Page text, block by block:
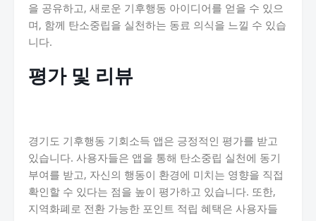
을 공유하고, 새로운 기후행동 아이디어를 얻을 수 있으
며, 함께 탄소중립을 실천하는 동료 의식을 느낄 수 있습
니다.
평가 및 리뷰
경기도 기후행동 기회소득 앱은 긍정적인 평가를 받고
있습니다. 사용자들은 앱을 통해 탄소중립 실천에 동기
부여를 받고, 자신의 행동이 환경에 미치는 영향을 직접
확인할 수 있다는 점을 높이 평가하고 있습니다. 또한,
지역화폐로 전환 가능한 포인트 적립 혜택은 사용자들